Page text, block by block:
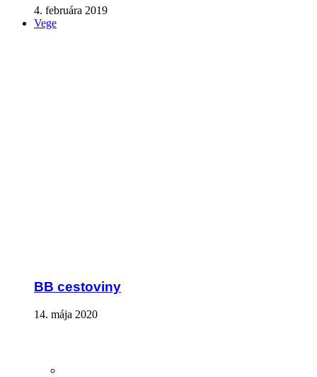
4. februára 2019
Vege
BB cestoviny
14. mája 2020